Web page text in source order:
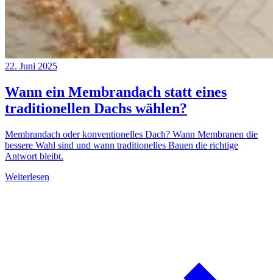
22. Juni 2025
Wann ein Membrandach statt eines
traditionellen Dachs wählen?
Membrandach oder konventionelles Dach? Wann Membranen die
bessere Wahl sind und wann traditionelles Bauen die richtige
Antwort bleibt.
Weiterlesen